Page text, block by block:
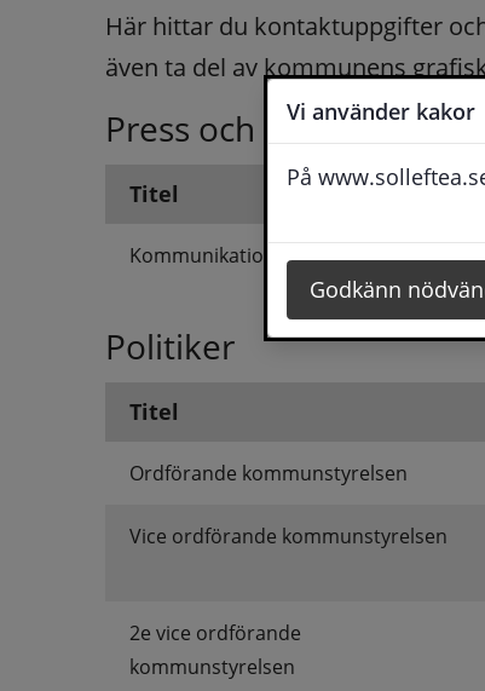
Vi använder kakor
På
Godkänn
Här hittar du kontaktuppgifter
även ta del av kommunens
Press och media
Titel
Kommunikationsstrateg
Politiker
Titel
Ordförande kommunstyrelsen
Vice ordförande kommunstyrelsen
2e vice ordförande
kommunstyrelsen